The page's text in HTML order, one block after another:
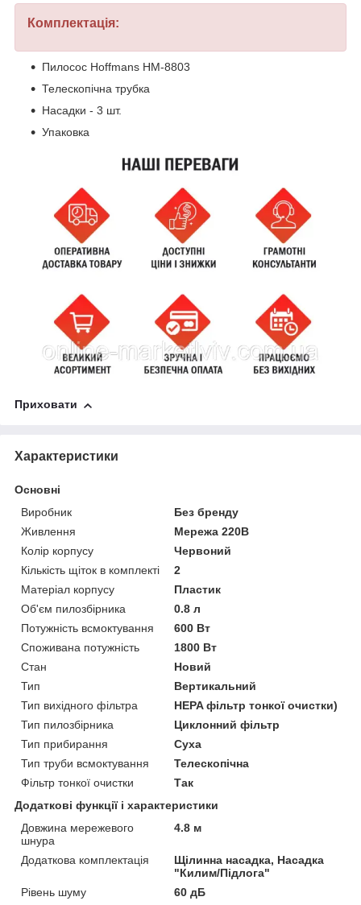
Комплектація:
Пилосос Hoffmans HM-8803
Телескопічна трубка
Насадки - 3 шт.
Упаковка
Приховати
Характеристики
Основні
Виробник
Без бренду
Живлення
Мережа 220В
Колір корпусу
Червоний
Кількість щіток в комплекті
2
Матеріал корпусу
Пластик
Об'єм пилозбірника
0.8 л
Потужність всмоктування
600 Вт
Споживана потужність
1800 Вт
Стан
Новий
Тип
Вертикальний
Тип вихідного фільтра
HEPA фільтр тонкої очистки)
Тип пилозбірника
Циклонний фільтр
Тип прибирання
Суха
Тип труби всмоктування
Телескопічна
Фільтр тонкої очистки
Так
Додаткові функції і характеристики
Довжина мережевого
шнура
4.8 м
Додаткова комплектація
Щілинна насадка, Насадка
"Килим/Підлога"
Рівень шуму
60 дБ